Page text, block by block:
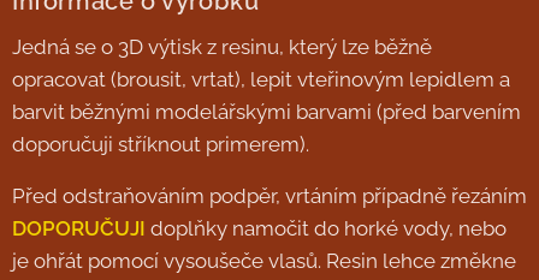
Jedná se o 3D výtisk z resinu, který lze běžně
opracovat (brousit, vrtat), lepit vteřinovým lepidlem a
barvit běžnými modelářskými barvami (před barvením
doporučuji stříknout primerem).
Před odstraňováním podpěr, vrtáním případně řezáním
DOPORUČUJI doplňky namočit do horké vody, nebo
je ohřát pomocí vysoušeče vlasů. Resin lehce změkne